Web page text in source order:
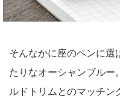
そんなかに座のペンに選
たりなオーシャンブルー
ルドトリムとのマッチン